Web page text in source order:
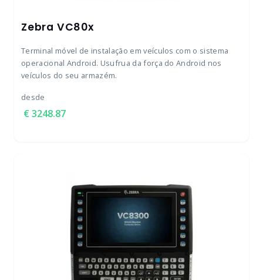
Zebra VC80x
Terminal móvel de instalação em veículos com o sistema
operacional Android. Usufrua da força do Android nos
veículos do seu armazém.
desde
3248.87